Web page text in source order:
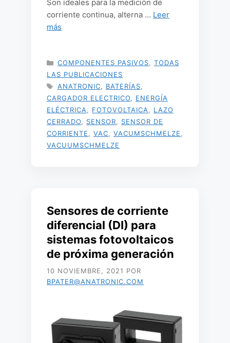
Son ideales para la medición de
corriente continua, alterna … Leer
más
CATEGORÍAS
COMPONENTES PASIVOS
TODAS
LAS PUBLICACIONES
ETIQUETAS
ANATRONIC BATERÍAS
CARGADOR ELECTRICO
ENERGÍA
ELÉCTRICA
FOTOVOLTAICA
LAZO
CERRADO
SENSOR
SENSOR DE
CORRIENTE
VAC VACUMSCHMELZE
VACUUMSCHMELZE
Sensores de corriente
diferencial (DI) para
sistemas fotovoltaicos
de próxima generación
10 NOVIEMBRE, 2021 POR
BPATER@ANATRONIC.COM